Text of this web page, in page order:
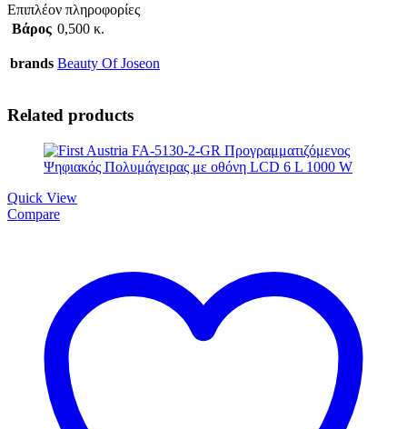
Επιπλέον πληροφορίες
Βάρος 0,500 κ.
brands Beauty Of Joseon
Related products
Quick View
Compare